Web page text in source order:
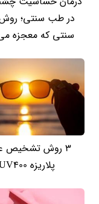
در طب سنتی؛
سنتی که معجزه
3 روش تشخیص
پلاریزه UV400